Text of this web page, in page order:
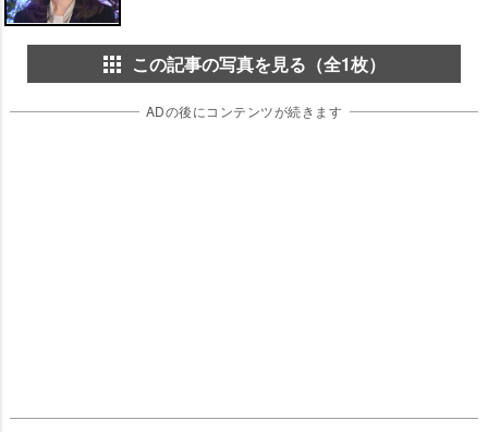
この記事の写真を見る（全1枚）
ADの後にコンテンツが続きます